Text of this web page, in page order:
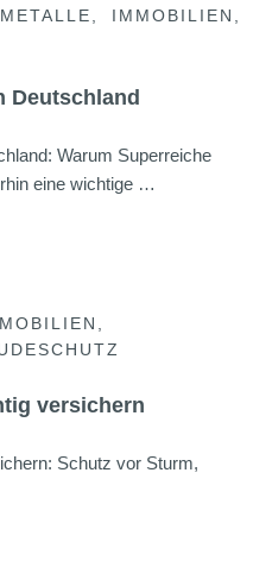
IMMOBILIEN
Deutschland
Warum Superreiche
eine wichtige …
versichern
Schutz vor Sturm,